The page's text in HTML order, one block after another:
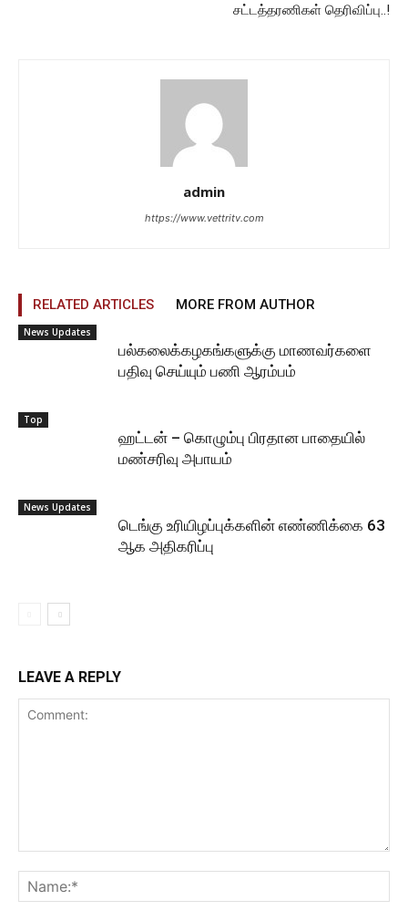
சட்டத்தரணிகள் தெரிவிப்பு..!
admin
https://www.vettritv.com
RELATED ARTICLES MORE FROM AUTHOR
News Updates
பல்கலைக்கழகங்களுக்கு மாணவர்களை
பதிவு செய்யும் பணி ஆரம்பம்
Top
ஹட்டன் – கொழும்பு பிரதான பாதையில்
மண்சரிவு அபாயம்
News Updates
டெங்கு உரியிழப்புக்களின் எண்ணிக்கை 63
ஆக அதிகரிப்பு
LEAVE A REPLY